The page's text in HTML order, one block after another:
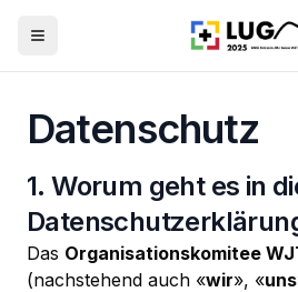
Open menu
Datenschutz
1. Worum geht es in
Das Organisationskomitee
(nachstehend auch «wir», «uns